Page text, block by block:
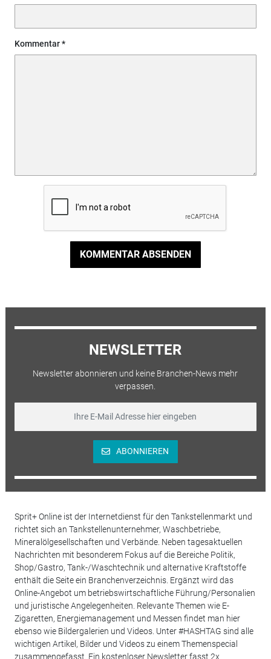
Kommentar
KOMMENTAR ABSENDEN
NEWSLETTER
Newsletter abonnieren und keine Branchen-News mehr
verpassen.
ABONNIEREN
Sprit+ Online ist der Internetdienst für den Tankstellenmarkt und
richtet sich an Tankstellenunternehmer, Waschbetriebe,
Mineralölgesellschaften und Verbände. Neben tagesaktuellen
Nachrichten mit besonderem Fokus auf die Bereiche Politik,
Shop/Gastro, Tank-/Waschtechnik und alternative Kraftstoffe
enthält die Seite ein Branchenverzeichnis. Ergänzt wird das
Online-Angebot um betriebswirtschaftliche Führung/Personalien
und juristische Angelegenheiten. Relevante Themen wie E-
Zigaretten, Energiemanagement und Messen findet man hier
ebenso wie Bildergalerien und Videos. Unter #HASHTAG sind alle
wichtigen Artikel, Bilder und Videos zu einem Themenspecial
zusammengefasst. Ein kostenloser Newsletter fasst 2x